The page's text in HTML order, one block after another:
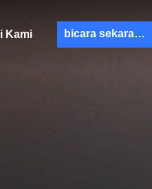
Kami bicara sekarang